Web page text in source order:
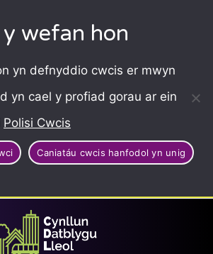
y wefan hon
yn defnyddio cwcis er mwyn
yn cael y profiad gorau ar ein
Polisi Cwcis
Caniatáu cwcis hanfodol yn unig